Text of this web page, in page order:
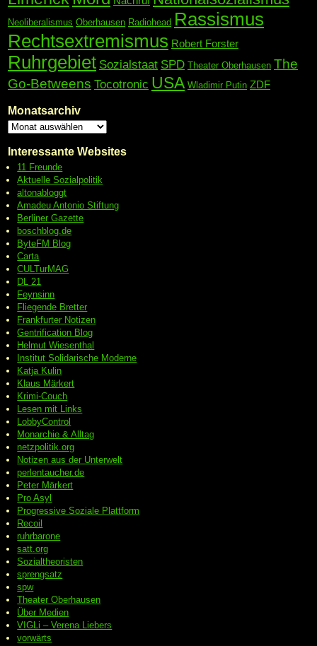
Neoliberalismus Oberhausen Radiohead Rassismus
Rechtsextremismus Robert Forster
Ruhrgebiet Sozialstaat SPD Theater Oberhausen The
Go-Betweens Tocotronic USA Wladimir Putin ZDF
Monatsarchiv
Interessante Websites
11 Freunde
Aktuelle Sozialpolitik
altonabloggt
Amadeu Antonio Stiftung
Berliner Gazette
boschblog.de
ByteFM Blog
Carta
CULTurMAG
DL 21
Feynsinn
Fliegende Bretter
Frankfurter Notizen
Gentrification Blog
Helmut Wiesenthal
Institut Solidarische Moderne
Katja Kulin
Klaus Märkert
Krimi-Couch
Lesen mit Links
LobbyControl
Monarchie & Alltag
netzpolitik.org
Notizen aus der Unterwelt
perlentaucher.de
Peter Märkert
Pro Asyl
ProgressiveSoziale Plattform
Recoil
ruhrbarone
satt.org
Sozialtheoristen
sprengsatz
spw
Theater Oberhausen
Über Medien
VIGLi – Verena Liebers
vorwärts